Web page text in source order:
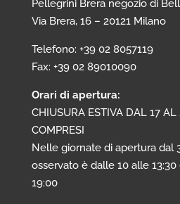
Pellegrini Brera negozio di
Via Brera, 16 – 20121 Milano
Telefono: +39 02 8057119
Fax: +39 02 89010090
Orari di apertura:
CHIUSURA ESTIVA DAL 17 AL
COMPRESI
Nelle giornate di apertura dal
osservato è dalle 10 alle
19:00